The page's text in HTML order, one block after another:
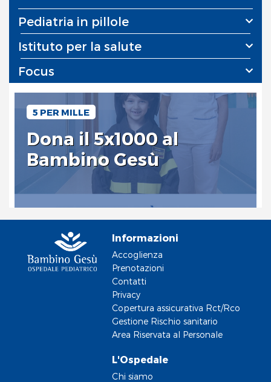
Pediatria in pillole
Istituto per la salute
Focus
5 PER MILLE
Dona il 5x1000 al
Bambino Gesù
Informazioni
Accoglienza
Prenotazioni
Contatti
Privacy
Copertura assicurativa Rct/Rco
Gestione Rischio sanitario
Area Riservata al Personale
L'Ospedale
Chi siamo